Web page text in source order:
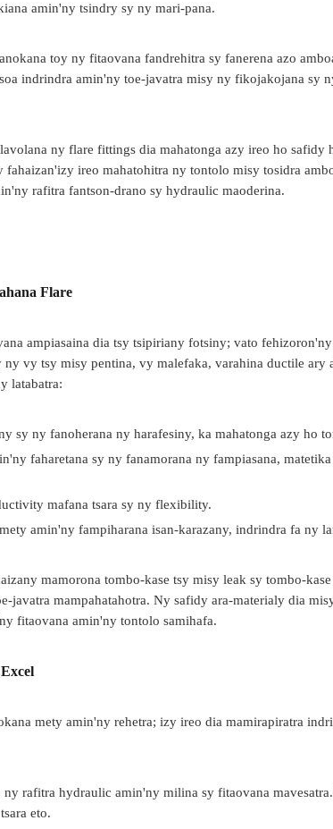
amin'ny tsindry sy ny mari-pana.
toy ny fitaovana fandrehitra sy fanerena azo
indrindra amin'ny toe-javatra misy ny fikojakojana sy
ny flare fittings dia mahatonga azy ireo ho safidy
ireo mahatohitra ny tontolo misy tosidra
rafitra fantson-drano sy hydraulic maoderina.
Flare
ampiasaina dia tsy tsipiriany fotsiny; vato
vy tsy misy pentina, vy malefaka, varahina ductile
latabatra:
sy ny fanoherana ny harafesiny, ka mahatonga azy ho
faharetana sy ny fanamorana ny fampiasana,
mafana tsara sy ny flexibility.
amin'ny fampiharana isan-karazany, indrindra fa ny
mamorona tombo-kase tsy misy leak sy tombo-
javatra mampahatahotra. Ny safidy ara-materialy dia
fitaovana amin'ny tontolo samihafa.
mety amin'ny rehetra; izy ireo dia mamirapiratra
ny rafitra hydraulic amin'ny milina sy fitaovana
eto.